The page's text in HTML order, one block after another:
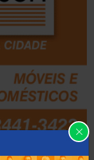
(152)
(7681)
(31966)
(697)